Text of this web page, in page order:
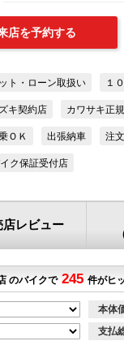
店を予約する
ト・ローン取扱い １
キ契約店 カワサキ正
ＯＫ 出張納車 注
ク保証受付店
店レビュー
のバイクで 245 件がヒ
本体
支払